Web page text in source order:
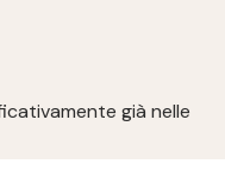
già nelle